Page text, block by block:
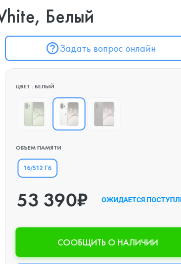
Белый
Задать вопрос онлайн
ЦВЕТ : БЕЛЫЙ
ОБЪЕМ ПАМЯТИ
16/512 Гб
53 390₽ ОЖИДАЕТСЯ
CООБЩИТЬ О НАЛИЧИИ